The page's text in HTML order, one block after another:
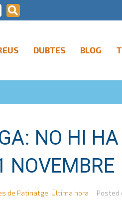
DUBTES BLOG
NO HI
NOVEMBRE
de Patinatge, Última hora Posted